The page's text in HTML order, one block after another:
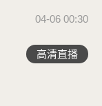
04-06 00:30
高清直播